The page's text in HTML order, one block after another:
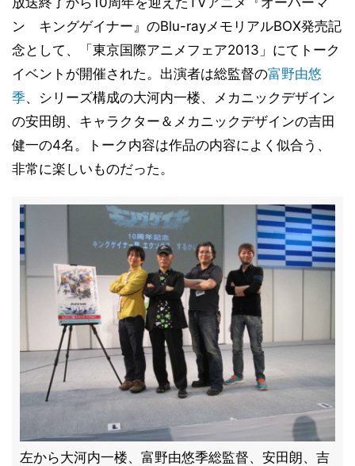
ン キングゲイナー』のBlu-rayメモリアルBOX発売記
念として、「東京国際アニメフェア2013」にてトーク
イベントが開催された。出演者は総監督の富野由悠
季、シリーズ構成の大河内一楼、メカニックデザイン
の安田朗、キャラクター＆メカニックデザインの吉田
健一の4名。トーク内容は作品の内容によく似合う、
非常に楽しいものだった。
左から大河内一楼、富野由悠季総監督、安田朗、吉